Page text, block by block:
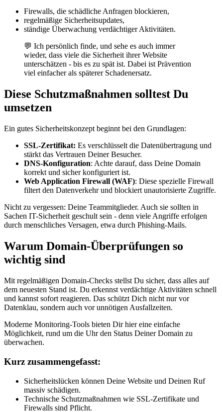
Firewalls, die schädliche Anfragen blockieren,
regelmäßige Sicherheitsupdates,
ständige Überwachung verdächtiger Aktivitäten.
💬 Ich persönlich finde, und sehe es auch immer
wieder, dass viele die Sicherheit ihrer Website
unterschätzen - bis es zu spät ist. Dabei ist Prävention
viel einfacher als späterer Schadenersatz.
Diese Schutzmaßnahmen solltest Du
umsetzen
Ein gutes Sicherheitskonzept beginnt bei den Grundlagen:
SSL-Zertifikat: Es verschlüsselt die Datenübertragung und
stärkt das Vertrauen Deiner Besucher.
DNS-Konfiguration: Achte darauf, dass Deine Domain
korrekt und sicher konfiguriert ist.
Web Application Firewall (WAF): Diese spezielle Firewall
filtert den Datenverkehr und blockiert unautorisierte Zugriffe.
Nicht zu vergessen: Deine Teammitglieder. Auch sie sollten in
Sachen IT-Sicherheit geschult sein - denn viele Angriffe erfolgen
durch menschliches Versagen, etwa durch Phishing-Mails.
Warum Domain-Überprüfungen so
wichtig sind
Mit regelmäßigen Domain-Checks stellst Du sicher, dass alles auf
dem neuesten Stand ist. Du erkennst verdächtige Aktivitäten schnell
und kannst sofort reagieren. Das schützt Dich nicht nur vor
Datenklau, sondern auch vor unnötigen Ausfallzeiten.
Moderne Monitoring-Tools bieten Dir hier eine einfache
Möglichkeit, rund um die Uhr den Status Deiner Domain zu
überwachen.
Kurz zusammengefasst:
Sicherheitslücken können Deine Website und Deinen Ruf
massiv schädigen.
Technische Schutzmaßnahmen wie SSL-Zertifikate und
Firewalls sind Pflicht.